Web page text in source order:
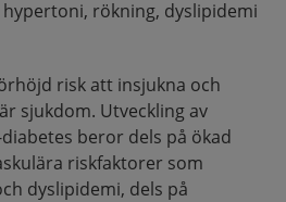
rökning, dyslipidemi
risk att insjukna och
sjukdom. Utveckling av
beror dels på ökad
riskfaktorer som
dyslipidemi, dels på